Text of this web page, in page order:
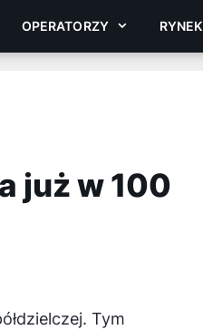
OPERATORZY RYNEK
już w 100
Tym